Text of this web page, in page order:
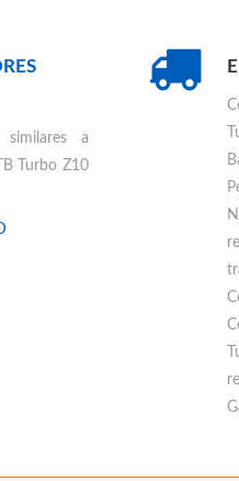
similares a
Turbo Z10